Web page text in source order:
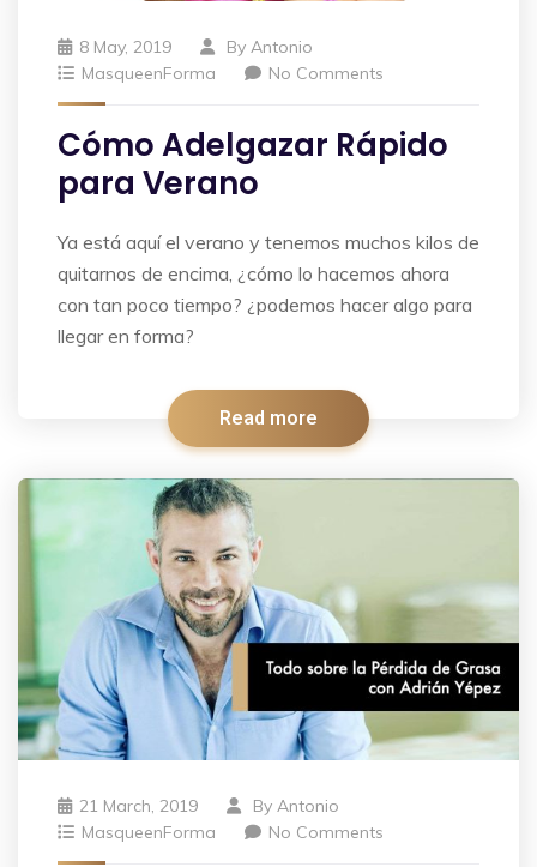
8 May, 2019 By Antonio
MasqueenForma
No Comments
Cómo Adelgazar Rápido
para Verano
Ya está aquí el verano y tenemos muchos kilos de
quitarnos de encima, ¿cómo lo hacemos ahora
con tan poco tiempo? ¿podemos hacer algo para
llegar en forma?
Read more
21 March, 2019 By Antonio
MasqueenForma
No Comments